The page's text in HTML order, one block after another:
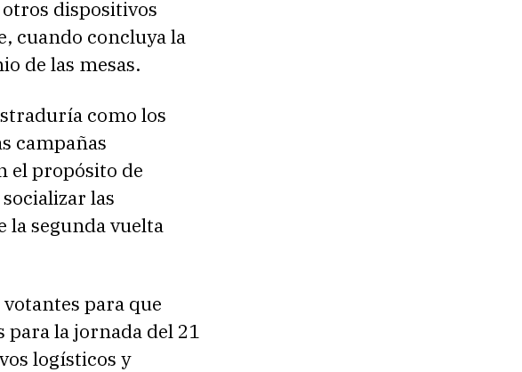
dispositivos
cuando concluya la
de las mesas.
como los
campañas
el propósito de
las
la segunda vuelta
para que
para la jornada del 21
logísticos y